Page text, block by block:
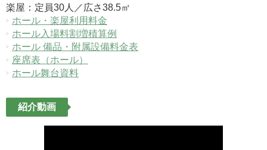
楽屋：定員30人／広さ38.5㎡
ホール・楽屋利用料金
ホール入場料割増積算例
ホール 備品・附属設備料金表
座席表（ホール）
ホール舞台資料
紹介動画